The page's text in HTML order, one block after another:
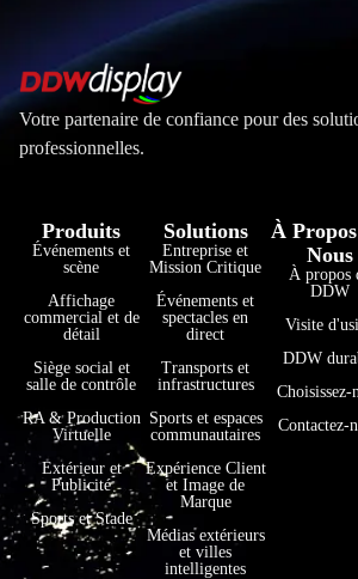
Votre partenaire de confiance pour des
professionnelles.
Produits
Événements et
scène
Affichage
commercial et de
détail
Siège social et
salle de contrôle
RA & Production
Virtuelle
Extérieur et
Publicité
Sports et Stade
Solutions
Entreprise et
Mission Critique
Événements et
spectacles en
direct
Transports et
infrastructures
Sports et espaces
communautaires
Expérience Client
et Image de
Marque
Médias extérieurs
et villes
intelligentes
À
Nous
À propos
DDW
Visite
DDW
Choisissez-
Contactez-